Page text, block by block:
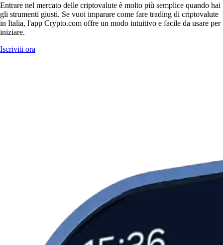
Entrare nel mercato delle criptovalute è molto più semplice quando hai
gli strumenti giusti. Se vuoi imparare come fare trading di criptovalute
in Italia, l'app Crypto.com offre un modo intuitivo e facile da usare per
iniziare.
Iscriviti ora